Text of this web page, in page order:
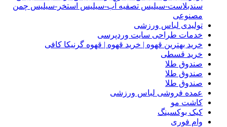
سندبلاست-سیلیس تصفیه آب-سیلیس استخر-سیلیس چمن
مصنوعی
تولیدی لباس ورزشی
خدمات طراحی سایت وردپرسی
خرید بهترین قهوه | خرید قهوه | قهوه گرنیکا کافی
خرید قسطی
صندوق طلا
صندوق طلا
صندوق طلا
عمده فروشی لباس ورزشی
کاشت مو
کیک بوکسینگ
وام فوری